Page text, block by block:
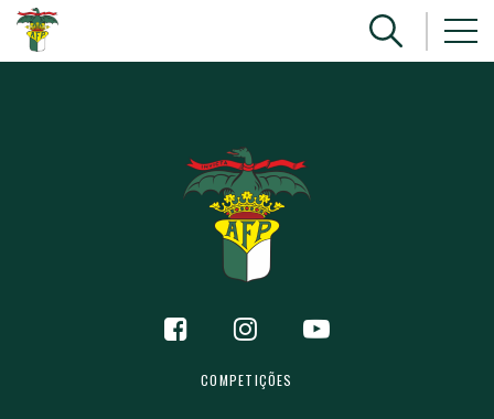
COMPETIÇÕES